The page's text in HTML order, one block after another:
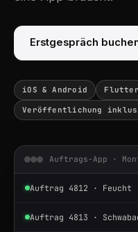
Erstgespräch
iOS & Android
Veröffentlichung
Auftrags-App ·
Auftrag 4812 · Feucht
Auftrag 4813 ·